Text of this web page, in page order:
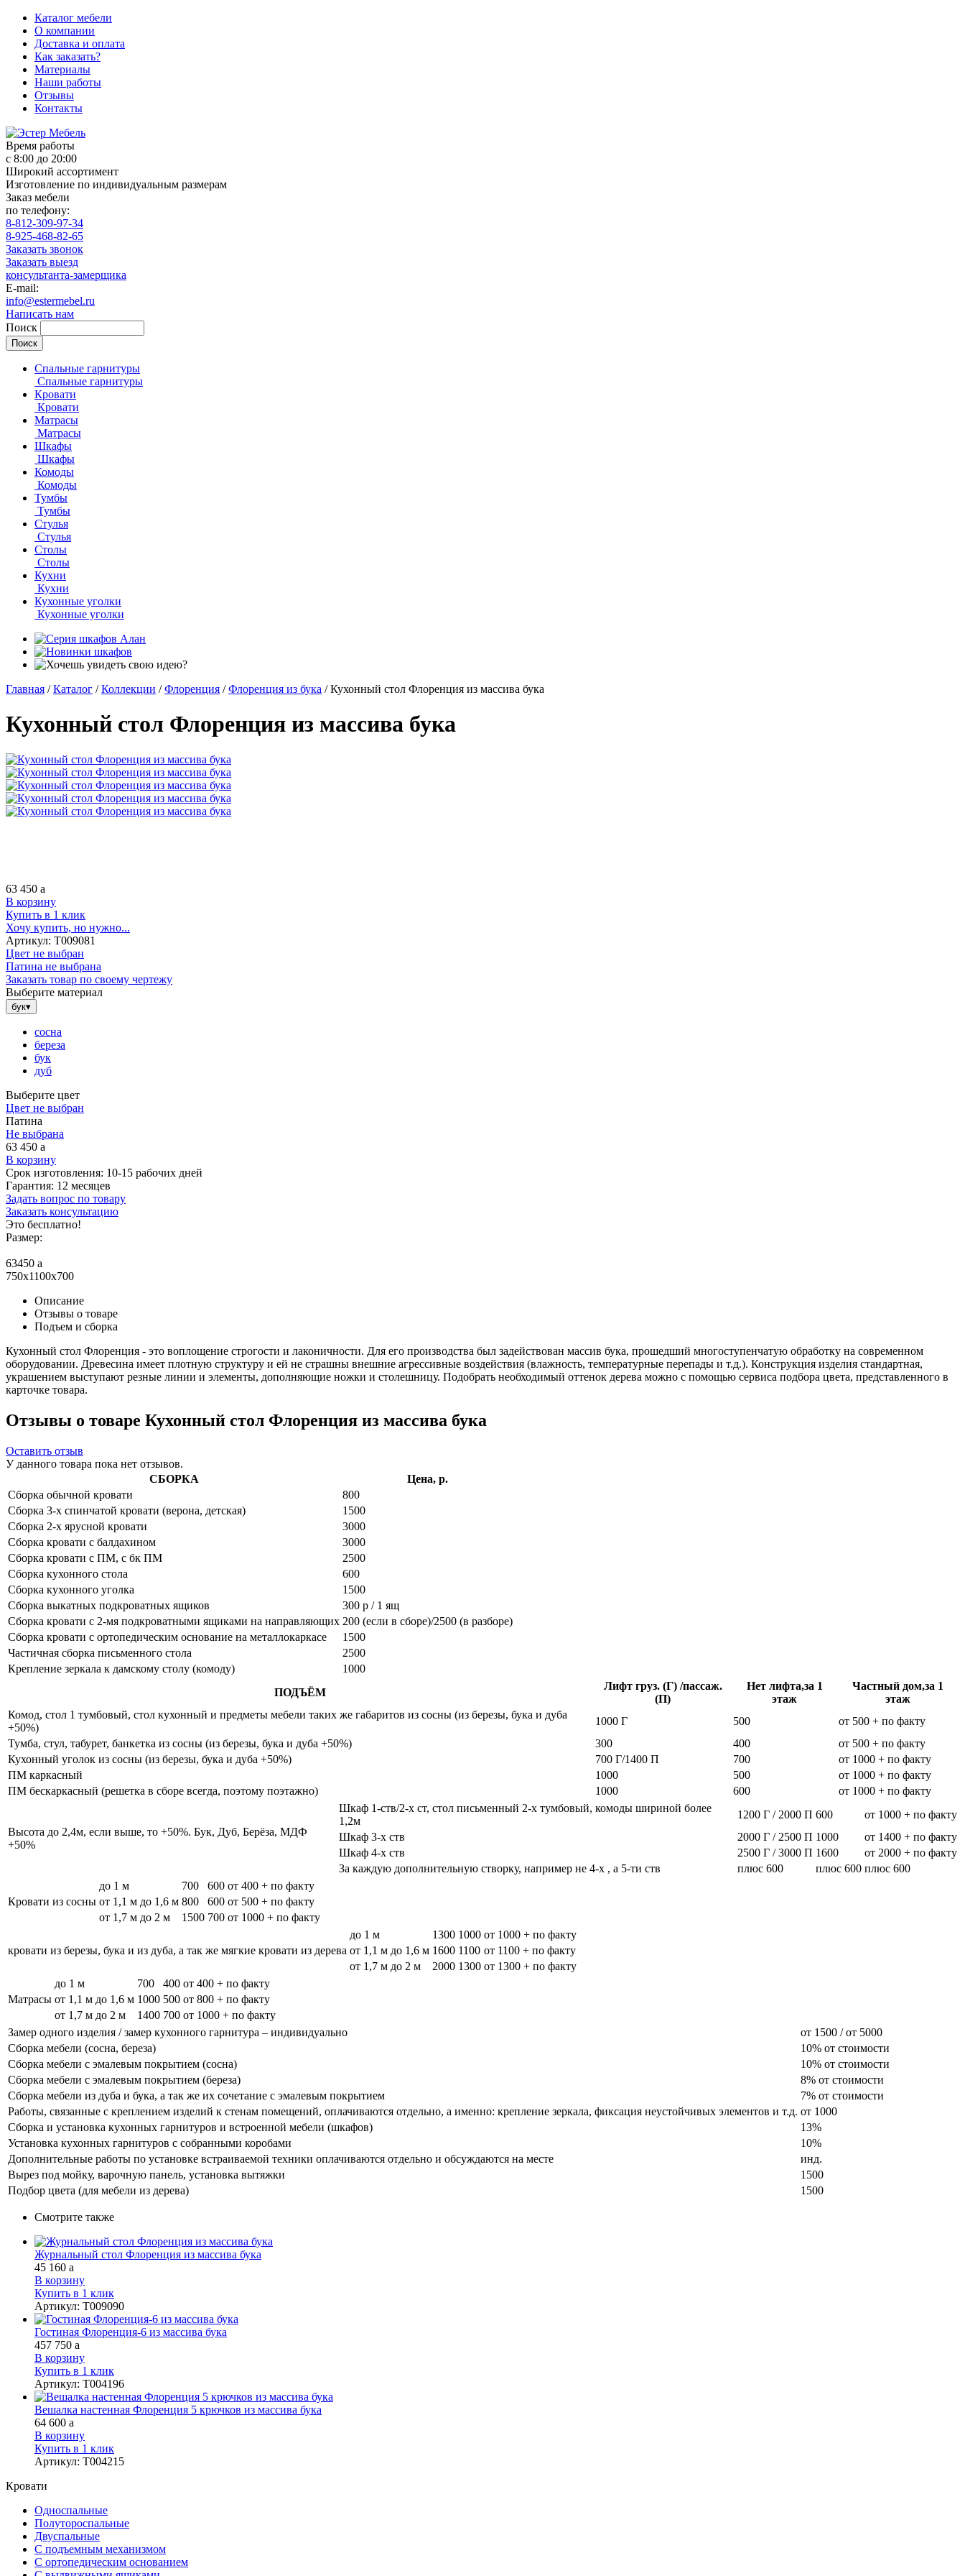
Каталог мебели
О компании
Доставка и оплата
Как заказать?
Материалы
Наши работы
Отзывы
Контакты
Время работы
с 8:00 до 20:00
Широкий ассортимент
Изготовление по индивидуальным размерам
Заказ мебели
по телефону:
8-812-309-97-34
8-925-468-82-65
Заказать звонок
Заказать выезд
консультанта-замерщика
E-mail:
info@estermebel.ru
Написать нам
Поиск
Спальные гарнитуры
Спальные гарнитуры
Кровати
Кровати
Матрасы
Матрасы
Шкафы
Шкафы
Комоды
Комоды
Тумбы
Тумбы
Стулья
Стулья
Столы
Столы
Кухни
Кухни
Кухонные уголки
Кухонные уголки
Главная / Каталог / Коллекции / Флоренция / Флоренция из бука / Кухонный стол Флоренция из массива бука
Кухонный стол Флоренция из массива бука
63 450 a
В корзину
Купить в 1 клик
Хочу купить, но нужно...
Артикул: Т009081
Цвет не выбран
Патина не выбрана
Заказать товар по своему чертежу
Выберите материал
бук▾
сосна
береза
бук
дуб
Выберите цвет
Цвет не выбран
Патина
Не выбрана
63 450 a
В корзину
Срок изготовления: 10-15 рабочих дней
Гарантия: 12 месяцев
Задать вопрос по товару
Заказать консультацию
Это бесплатно!
Размер:
63450 a
750x1100x700
Описание
Отзывы о товаре
Подъем и сборка
Кухонный стол Флоренция - это воплощение строгости и лаконичности. Для его производства был задействован массив бука, прошедший многоступенчатую обработку на современном
оборудовании. Древесина имеет плотную структуру и ей не страшны внешние агрессивные воздействия (влажность, температурные перепады и т.д.). Конструкция изделия стандартная,
украшением выступают резные линии и элементы, дополняющие ножки и столешницу. Подобрать необходимый оттенок дерева можно с помощью сервиса подбора цвета, представленного в
карточке товара.
Отзывы о товаре Кухонный стол Флоренция из массива бука
Оставить отзыв
У данного товара пока нет отзывов.
СБОРКА
Цена, р.
Сборка обычной кровати
800
Сборка 3-х спинчатой кровати (верона, детская)
1500
Сборка 2-х ярусной кровати
3000
Сборка кровати с балдахином
3000
Сборка кровати с ПМ, с бк ПМ
2500
Сборка кухонного стола
600
Сборка кухонного уголка
1500
Сборка выкатных подкроватных ящиков
300 р / 1 ящ
Сборка кровати с 2-мя подкроватными ящиками на направляющих 200 (если в сборе)/2500 (в разборе)
Сборка кровати с ортопедическим основание на металлокаркасе
1500
Частичная сборка письменного стола
2500
Крепление зеркала к дамскому столу (комоду)
1000
ПОДЪЁМ
Лифт груз. (Г) /пассаж.
(П)
Нет лифта,за 1
этаж
Частный дом,за 1
этаж
Комод, стол 1 тумбовый, стол кухонный и предметы мебели таких же габаритов из сосны (из березы, бука и дуба
+50%)
1000 Г 500
от 500 + по факту
Тумба, стул, табурет, банкетка из сосны (из березы, бука и дуба +50%)
300 400
от 500 + по факту
Кухонный уголок из сосны (из березы, бука и дуба +50%)
700 Г/1400 П 700
от 1000 + по факту
ПМ каркасный
1000 500
от 1000 + по факту
ПМ бескаркасный (решетка в сборе всегда, поэтому поэтажно)
1000 600 от 1000 + по факту
Высота до 2,4м, если выше, то +50%. Бук, Дуб, Берёза, МДФ
+50%
Шкаф 1-ств/2-х ст, стол письменный 2-х тумбовый, комоды шириной более
1,2м
1200 Г / 2000 П 600
от 1000 + по факту
Шкаф 3-х ств
2000 Г / 2500 П 1000
от 1400 + по факту
Шкаф 4-х ств
2500 Г / 3000 П 1600
от 2000 + по факту
За каждую дополнительную створку, например не 4-х , а 5-ти ств
плюс 600 плюс 600 плюс 600
Кровати из сосны
до 1 м 700 600 от 400 + по факту
от 1,1 м до 1,6 м 800 600 от 500 + по факту
от 1,7 м до 2 м
1500 700 от 1000 + по факту
кровати из березы, бука и из дуба, а так же мягкие кровати из дерева
до 1 м 1300 1000 от 1000 + по факту
от 1,1 м до 1,6 м 1600 1100 от 1100 + по факту
от 1,7 м до 2 м
2000 1300 от 1300 + по факту
Матрасы
до 1 м 700 400 от 400 + по факту
от 1,1 м до 1,6 м 1000 500 от 800 + по факту
от 1,7 м до 2 м
1400 700 от 1000 + по факту
Замер одного изделия / замер кухонного гарнитура – индивидуально
от 1500 / от 5000
Сборка мебели (сосна, береза)
10% от стоимости
Сборка мебели с эмалевым покрытием (сосна)
10% от стоимости
Сборка мебели с эмалевым покрытием (береза)
8% от стоимости
Сборка мебели из дуба и бука, а так же их сочетание с эмалевым покрытием
7% от стоимости
Работы, связанные с креплением изделий к стенам помещений, оплачиваются отдельно, а именно: крепление зеркала, фиксация неустойчивых элементов и т.д. от 1000
Сборка и установка кухонных гарнитуров и встроенной мебели (шкафов)
13%
Установка кухонных гарнитуров с собранными коробами
10%
Дополнительные работы по установке встраиваемой техники оплачиваются отдельно и обсуждаются на месте
инд.
Вырез под мойку, варочную панель, установка вытяжки
1500
Подбор цвета (для мебели из дерева)
1500
Смотрите также
Журнальный стол Флоренция из массива бука
45 160 a
В корзину
Купить в 1 клик
Артикул: Т009090
Гостиная Флоренция-6 из массива бука
457 750 a
В корзину
Купить в 1 клик
Артикул: Т004196
Вешалка настенная Флоренция 5 крючков из массива бука
64 600 a
В корзину
Купить в 1 клик
Артикул: Т004215
Кровати
Односпальные
Полутороспальные
Двуспальные
С подъемным механизмом
С ортопедическим основанием